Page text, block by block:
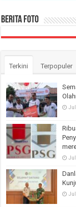
Berita Foto
Terkini Terpopuler